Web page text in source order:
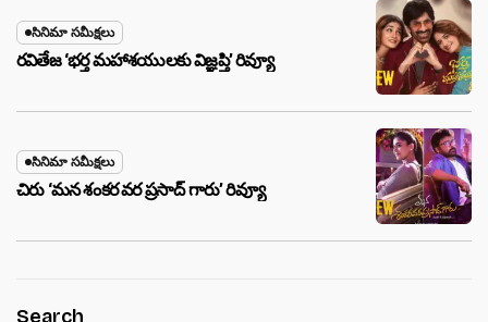
సినిమా సమీక్షలు
రవితేజ ‘భర్త మహాశయులకు విజ్ఞప్తి’ రివ్యూ
సినిమా సమీక్షలు
చిరు ‘మ‌న శంక‌ర వ‌ర ప్ర‌సాద్ గారు’ రివ్యూ
Search